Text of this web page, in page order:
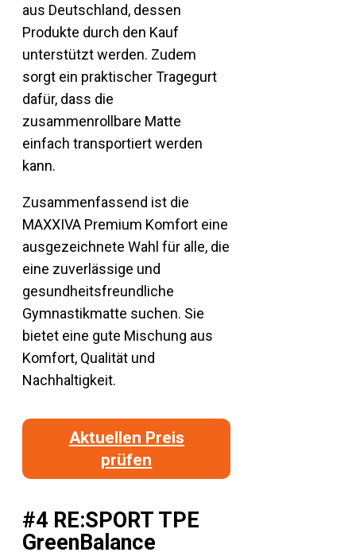
aus Deutschland, dessen
Produkte durch den Kauf
unterstützt werden. Zudem
sorgt ein praktischer Tragegurt
dafür, dass die
zusammenrollbare Matte
einfach transportiert werden
kann.
Zusammenfassend ist die
MAXXIVA Premium Komfort eine
ausgezeichnete Wahl für alle, die
eine zuverlässige und
gesundheitsfreundliche
Gymnastikmatte suchen. Sie
bietet eine gute Mischung aus
Komfort, Qualität und
Nachhaltigkeit.
Aktuellen Preis
prüfen
#4 RE:SPORT TPE
GreenBalance